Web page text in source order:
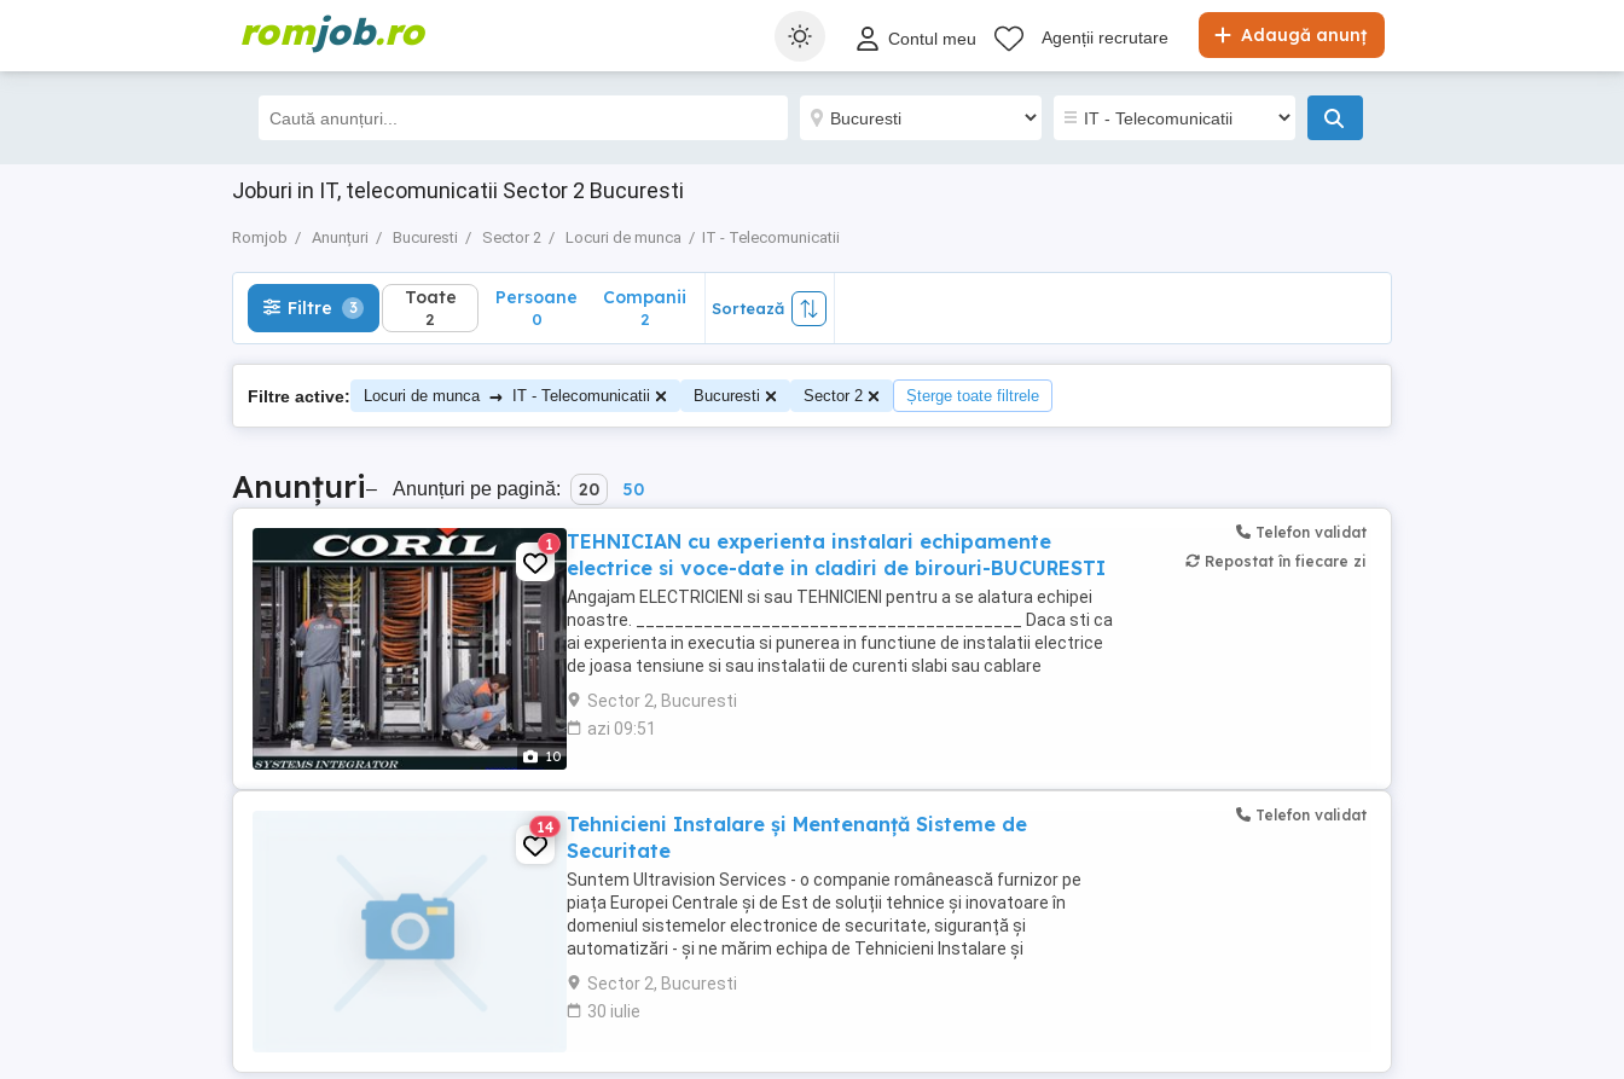
romjob.ro Adaugă anunț
Contul meu Agenții recrutare
Joburi in IT, telecomunicatii Sector 2 Bucuresti
Romjob Anunțuri Bucuresti Sector 2 Locuri de munca IT - Telecomunicatii
Filtre 3 Toate
2
Filtre 3 Toate
2
Persoane
0
Companii
2
Sortează
Filtre active: Locuri de munca → IT - Telecomunicatii Bucuresti Sector 2 Șterge toate filtrele
Anunțuri– Anunțuri pe pagină: 20 50
10
1
TEHNICIAN cu experienta instalari echipamente
electrice si voce-date in cladiri de birouri-BUCURESTI
Angajam ELECTRICIENI si sau TEHNICIENI pentru a se alatura echipei
noastre. ________________________________________ Daca sti ca
ai experienta in executia si punerea in functiune de instalatii electrice
de joasa tensiune si sau instalatii de curenti slabi sau cablare
structurata voce-date ai lucrat ...
Sector 2, Bucuresti
azi 09:51
Telefon validat
Repostat în fiecare zi
14
Tehnicieni Instalare și Mentenanță Sisteme de
Securitate
Suntem Ultravision Services - o companie românească furnizor pe
piața Europei Centrale și de Est de soluții tehnice și inovatoare în
domeniul sistemelor electronice de securitate, siguranță și
automatizări - și ne mărim echipa de Tehnicieni Instalare și
Mentenanță Sisteme de Securitate! Pentru a-ți ...
Sector 2, Bucuresti
30 iulie
Telefon validat